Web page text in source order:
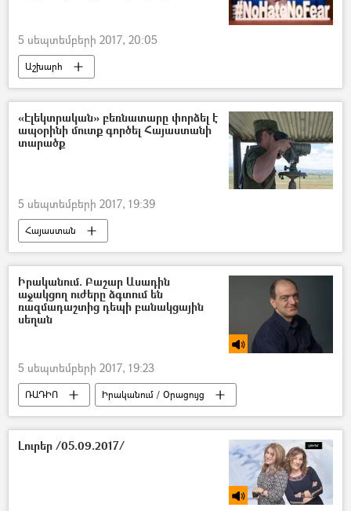
5 սեպտեմբերի 2017, 20:05
Աշխարհ
«Էլեկտրական» բեռնատարը փորձել է
ապօրինի մուտք գործել Հայաստանի
տարածք
5 սեպտեմբերի 2017, 19:39
Հայաստան
Իրականում. Բաշար Ասադին
աջակցող ուժերը ձգտում են
ռազմադաշտից դեպի բանակցային
սեղան
5 սեպտեմբերի 2017, 19:23
ՌԱԴԻՈ Իրականում / Օրացույց
Լուրեր /05.09.2017/